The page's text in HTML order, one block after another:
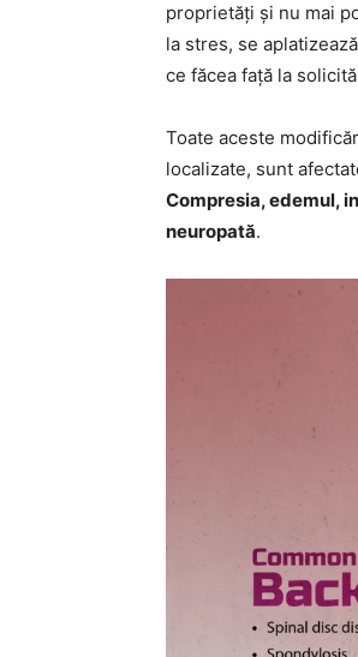
proprietăți și nu mai
la stres, se
ce făcea față la
Toate aceste
localizate, sunt
Compresia, edemul,
neuropată.